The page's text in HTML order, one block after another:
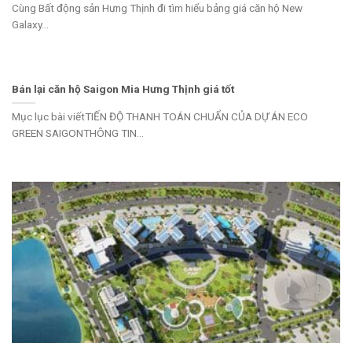
Cùng Bất động sản Hưng Thịnh đi tìm hiểu bảng giá căn hộ New
Galaxy...
Bán lại căn hộ Saigon Mia Hưng Thịnh giá tốt
Mục lục bài viếtTIẾN ĐỘ THANH TOÁN CHUẨN CỦA DỰ ÁN ECO
GREEN SAIGONTHÔNG TIN...